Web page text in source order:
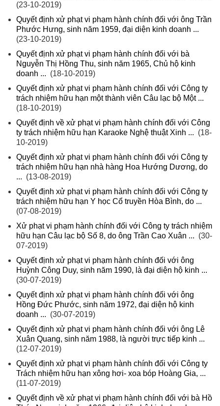
(23-10-2019)
Quyết định xử phạt vi phạm hành chính đối với ông Trần
Phước Hưng, sinh năm 1959, đại diện kinh doanh ...
(23-10-2019)
Quyết định xử phạt vi phạm hành chính đối với bà
Nguyễn Thị Hồng Thu, sinh năm 1965, Chủ hộ kinh
doanh ... (18-10-2019)
Quyết định xử phạt vi phạm hành chính đối với Công ty
trách nhiệm hữu hạn một thành viên Câu lạc bộ Một ...
(18-10-2019)
Quyết định về xử phạt vi phạm hành chính đối với Công
ty trách nhiệm hữu hạn Karaoke Nghệ thuật Xinh ... (18-
10-2019)
Quyết định xử phạt vi phạm hành chính đối với Công ty
trách nhiệm hữu hạn nhà hàng Hoa Hướng Dương, do
... (13-08-2019)
Quyết định xử phạt vi phạm hành chính đối với Công ty
trách nhiệm hữu hạn Y học Cổ truyền Hòa Bình, do ...
(07-08-2019)
Xử phạt vi phạm hành chính đối với Công ty trách nhiệm
hữu hạn Câu lạc bộ Số 8, do ông Trần Cao Xuân ... (30-
07-2019)
Quyết định xử phạt vi phạm hành chính đối với ông
Huỳnh Công Duy, sinh năm 1990, là đại diện hộ kinh ...
(30-07-2019)
Quyết định xử phạt vi phạm hành chính đối với ông
Hồng Đức Phước, sinh năm 1972, đại diện hộ kinh
doanh ... (30-07-2019)
Quyết định xử phạt vi phạm hành chính đối với ông Lê
Xuân Quang, sinh năm 1988, là người trực tiếp kinh ...
(12-07-2019)
Quyết định xử phạt vi phạm hành chính đối với Công ty
Trách nhiệm hữu hạn xông hơi- xoa bóp Hoàng Gia, ...
(11-07-2019)
Quyết định về xử phạt vi phạm hành chính đối với bà Hồ